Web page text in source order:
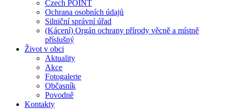
Czech POINT
Ochrana osobních údajů
Silniční správní úřad
(Kácení) Orgán ochrany přírody věcně a místně
příslušný
Život v obci
Aktuality
Akce
Fotogalerie
Občasník
Povodně
Kontakty